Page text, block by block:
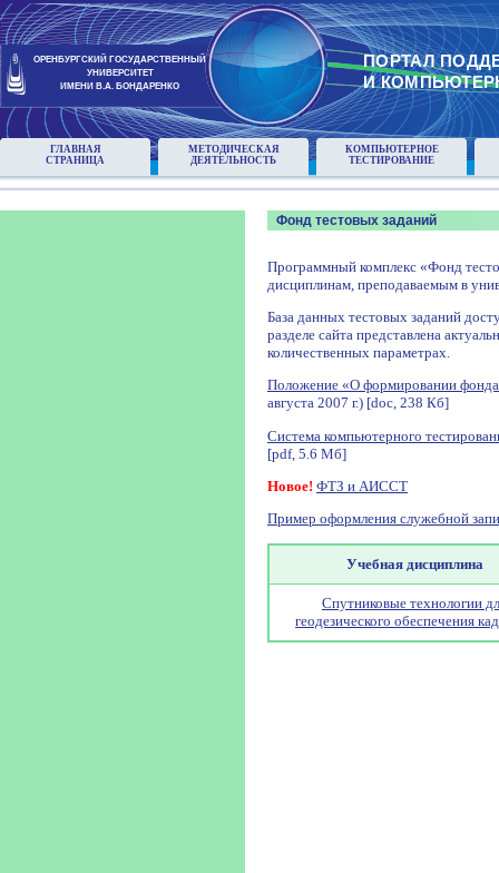
ОРЕНБУРГСКИЙ ГОСУДАРСТВЕННЫЙ
УНИВЕРСИТЕТ
ИМЕНИ В.А. БОНДАРЕНКО
ПОРТАЛ
И
ГЛАВНАЯ
СТРАНИЦА
МЕТОДИЧЕСКАЯ
ДЕЯТЕЛЬНОСТЬ
КОМПЬЮТЕРНОЕ
ТЕСТИРОВАНИЕ
Фонд тестовых заданий
Программный комплекс «Фонд
дисциплинам, преподаваемым в
База данных тестовых заданий
разделе сайта представлена
количественных параметрах.
Положение «О формировании фонда
августа 2007 г.) [doc, 238 Кб]
Система компьютерного
[pdf, 5.6 Мб]
Новое! ФТЗ и АИССТ
Пример оформления служебной
Учебная дисциплина
Спутниковые технологии
геодезического обеспечения